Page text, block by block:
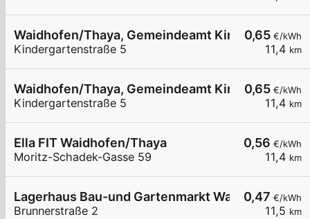
0,65 €/kWh
11,4 km
Waidhofen/Thaya, Gemeindeamt
Kindergartenstraße 5
0,65 €/kWh
11,4 km
Waidhofen/Thaya, Gemeindeamt
Kindergartenstraße 5
0,56 €/kWh
11,4 km
Ella FIT Waidhofen/Thaya
Moritz-Schadek-Gasse 59
0,47 €/kWh
11,5 km
Lagerhaus Bau-und Gartenmarkt Waidhofen an
Brunnerstraße 2